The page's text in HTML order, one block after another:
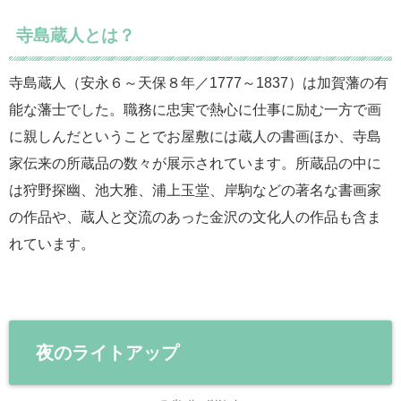
寺島蔵人とは？
寺島蔵人（安永６～天保８年／1777～1837）は加賀藩の有
能な藩士でした。職務に忠実で熱心に仕事に励む一方で画
に親しんだということでお屋敷には蔵人の書画ほか、寺島
家伝来の所蔵品の数々が展示されています。所蔵品の中に
は狩野探幽、池大雅、浦上玉堂、岸駒などの著名な書画家
の作品や、蔵人と交流のあった金沢の文化人の作品も含ま
れています。
夜のライトアップ